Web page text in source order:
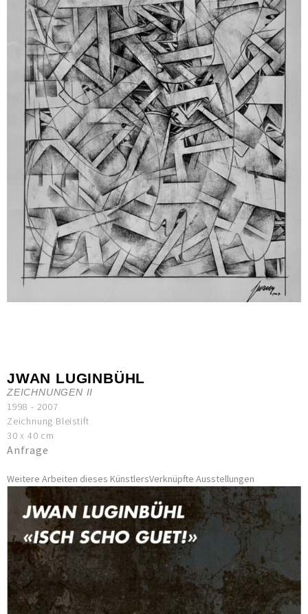
JWAN LUGINBÜHL
ZEICHNUNGEN II
1998 - 2007
Zeichnung Bleistift
30 x 40 cm
Anfrage
Weitere Arbeiten dieses KünstlersVerknüpfte Ausstellungen